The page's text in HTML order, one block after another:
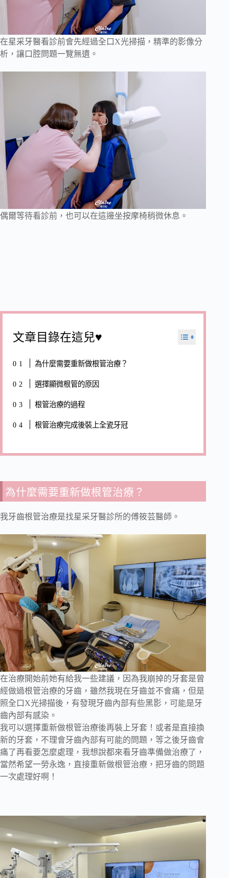
在星采牙醫看診前會先經過全口X光掃描，精準的影像分
析，讓口腔問題一覽無遺。
偶爾等待看診前，也可以在這邊坐按摩椅稍微休息。
文章目錄在這兒♥
為什麼需要重新做根管治療？
選擇顯微根管的原因
根管治療的過程
根管治療完成後裝上全瓷牙冠
為什麼需要重新做根管治療？
我牙齒根管治療是找星采牙醫診所的傅筱芸醫師。
在治療開始前她有給我一些建議，因為我崩掉的牙套是曾
經做過根管治療的牙齒，雖然我現在牙齒並不會痛，但是
照全口X光掃描後，有發現牙齒內部有些黑影，可能是牙
齒內部有感染。
我可以選擇重新做根管治療後再裝上牙套！或者是直接換
新的牙套，不理會牙齒內部有可能的問題，等之後牙齒會
痛了再看要怎麼處理，我想說都來看牙齒準備做治療了，
當然希望一勞永逸，直接重新做根管治療，把牙齒的問題
一次處理好啊！